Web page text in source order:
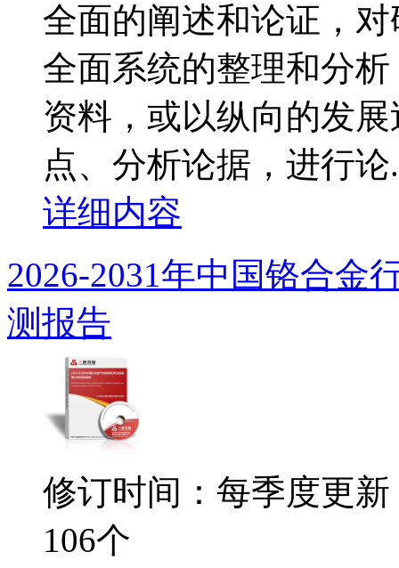
全面的阐述和论证，
全面系统的整理和分
资料，或以纵向的发
点、分析论据，进行论
详细内容
2026-2031年中国铬合金
测报告
修订时间：每季度更新
106个